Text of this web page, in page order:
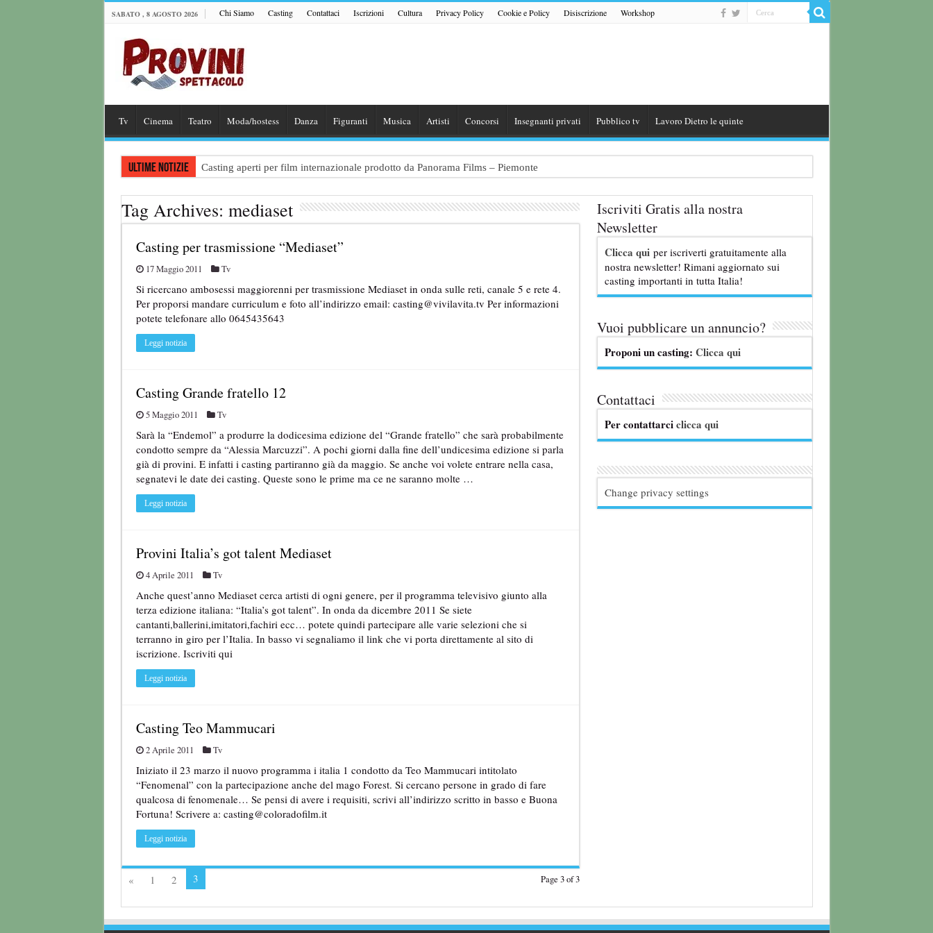
SABATO , 8 AGOSTO 2026 Chi Siamo Casting Contattaci Iscrizioni Cultura Privacy Policy Cookie e Policy Disiscrizione Workshop
Tv Cinema Teatro Moda/hostess Danza Figuranti Musica Artisti Concorsi Insegnanti privati Pubblico tv Lavoro Dietro le quinte
Ultime notizie Casting aperti per film internazionale prodotto da Panorama Films – Piemonte
Casting per coppia: Realizzazione shooting foto e video retribuito per hotel 4 stelle – Trentino
Tag Archives: mediaset
Casting per trasmissione “Mediaset”
17 Maggio 2011 Tv
Si ricercano ambosessi maggiorenni per trasmissione Mediaset in onda sulle reti, canale 5 e rete 4.
Per proporsi mandare curriculum e foto all’indirizzo email: casting@vivilavita.tv Per informazioni
potete telefonare allo 0645435643
Leggi notizia
Casting Grande fratello 12
5 Maggio 2011 Tv
Sarà la “Endemol” a produrre la dodicesima edizione del “Grande fratello” che sarà probabilmente
condotto sempre da “Alessia Marcuzzi”. A pochi giorni dalla fine dell’undicesima edizione si parla
già di provini. E infatti i casting partiranno già da maggio. Se anche voi volete entrare nella casa,
segnatevi le date dei casting. Queste sono le prime ma ce ne saranno molte …
Leggi notizia
Provini Italia’s got talent Mediaset
4 Aprile 2011 Tv
Anche quest’anno Mediaset cerca artisti di ogni genere, per il programma televisivo giunto alla
terza edizione italiana: “Italia’s got talent”. In onda da dicembre 2011 Se siete
cantanti,ballerini,imitatori,fachiri ecc… potete quindi partecipare alle varie selezioni che si
terranno in giro per l’Italia. In basso vi segnaliamo il link che vi porta direttamente al sito di
iscrizione. Iscriviti qui
Leggi notizia
Casting Teo Mammucari
2 Aprile 2011 Tv
Iniziato il 23 marzo il nuovo programma i italia 1 condotto da Teo Mammucari intitolato
“Fenomenal” con la partecipazione anche del mago Forest. Si cercano persone in grado di fare
qualcosa di fenomenale… Se pensi di avere i requisiti, scrivi all’indirizzo scritto in basso e Buona
Fortuna! Scrivere a: casting@coloradofilm.it
Leggi notizia
Page 3 of 3
« 1 2 3
Iscriviti Gratis alla nostra
Newsletter
Clicca qui per iscriverti gratuitamente alla
nostra newsletter! Rimani aggiornato sui
casting importanti in tutta Italia!
Vuoi pubblicare un annuncio?
Proponi un casting: Clicca qui
Contattaci
Per contattarciclicca qui
Change privacy settings